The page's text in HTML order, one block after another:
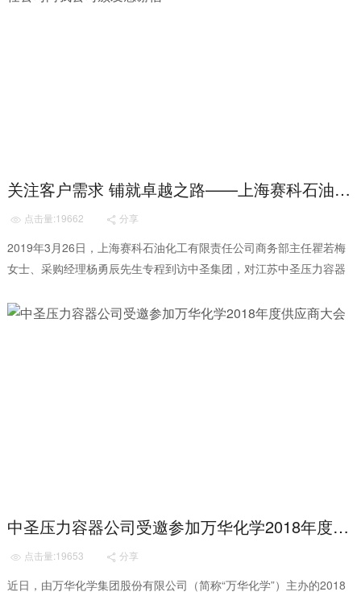
关注客户需求 铺就卓越之路——上海赛科石油化工有限责任公司向我公司颁发感谢信
 点击量:19662  分享
2019年3月26日，上海赛科石油化工有限责任公司商务部主任瞿若梅
女士、采购经理杨勇辰先生专程到访中圣集团，对江苏中圣压力容器
中圣压力容器公司受邀参加万华化学2018年度供应商大会
 点击量:19653  分享
近日，由万华化学集团股份有限公司（简称“万华化学”）主办的2018